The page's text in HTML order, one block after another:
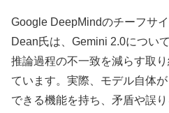
Google DeepMindのチーフサ
Dean氏は、Gemini 2.0につい
推論過程の不一致を減らす取
ています。実際、モデル自体
できる機能を持ち、矛盾や誤